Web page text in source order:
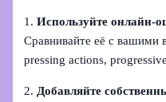
1.Используйте онлайн-
Сравнивайте её с
pressing actions,
2. Добавляйте